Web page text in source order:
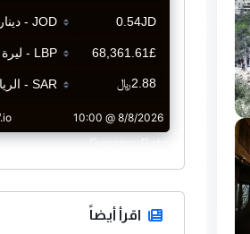
CurrencyRate
اقرأ أيضاً